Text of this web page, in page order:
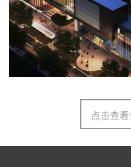
点击查